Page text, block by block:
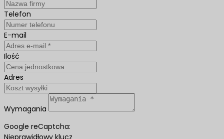
Telefon
E-mail
Ilość
Adres
Wymagania
Google reCaptcha:
Nieprawidłowy klucz